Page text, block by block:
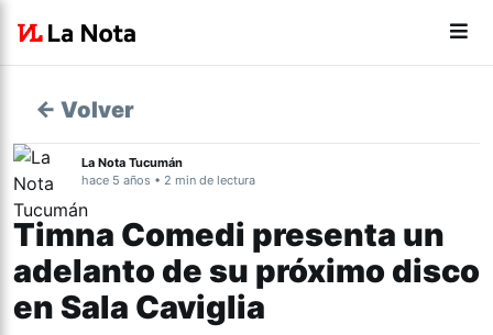
← Volver
La Nota Tucumán
hace 5 años • 2 min de lectura
Timna Comedi presenta un
adelanto de su próximo disco
en Sala Caviglia